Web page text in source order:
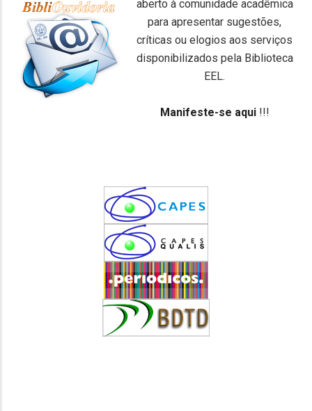
aberto à comunidade acadêmica
para apresentar sugestões,
críticas ou elogios aos serviços
disponibilizados pela Biblioteca
EEL.
Manifeste-se aqui!!!